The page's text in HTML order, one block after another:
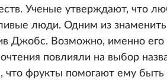
Ученые утверждают, что
люди. Одним из
Джобс. Возможно, именно его
повлияли на выбор
что фрукты помогают ему